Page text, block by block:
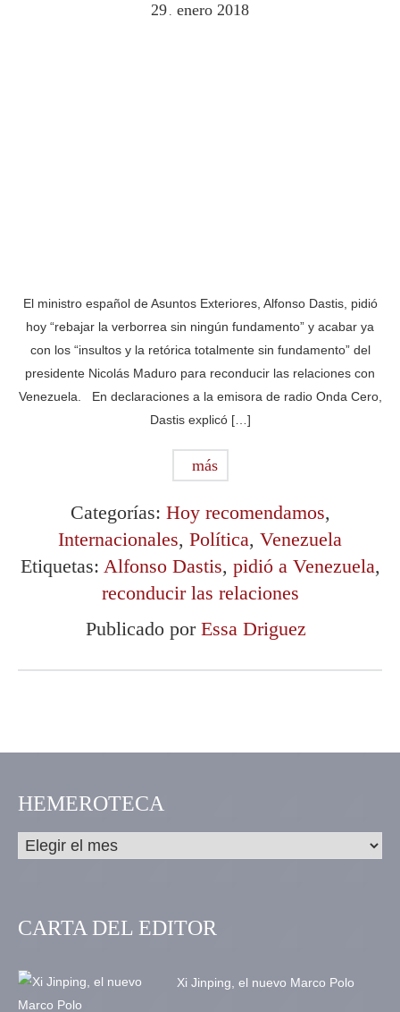
29 . enero 2018
El ministro español de Asuntos Exteriores, Alfonso Dastis, pidió
hoy “rebajar la verborrea sin ningún fundamento” y acabar ya
con los “insultos y la retórica totalmente sin fundamento” del
presidente Nicolás Maduro para reconducir las relaciones con
Venezuela. En declaraciones a la emisora de radio Onda Cero,
Dastis explicó […]
más
Categorías: Hoy recomendamos,
Internacionales, Política, Venezuela
Etiquetas: Alfonso Dastis, pidió a Venezuela,
reconducir las relaciones
Publicado por Essa Driguez
HEMEROTECA
CARTA DEL EDITOR
Xi Jinping, el nuevo Marco Polo